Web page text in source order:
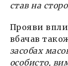
став на
Прояви
вбачав
засобах
особисто,